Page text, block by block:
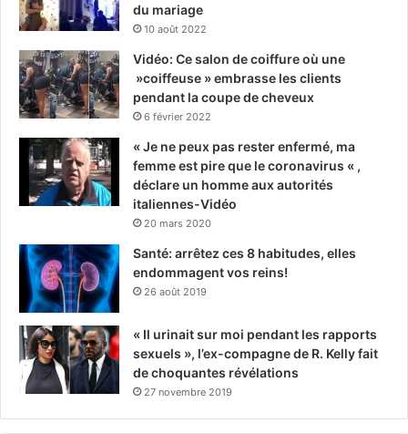
du mariage
10 août 2022
Vidéo: Ce salon de coiffure où une
»coiffeuse » embrasse les clients
pendant la coupe de cheveux
6 février 2022
« Je ne peux pas rester enfermé, ma
femme est pire que le coronavirus « ,
déclare un homme aux autorités
italiennes-Vidéo
20 mars 2020
Santé: arrêtez ces 8 habitudes, elles
endommagent vos reins!
26 août 2019
« Il urinait sur moi pendant les rapports
sexuels », l’ex-compagne de R. Kelly fait
de choquantes révélations
27 novembre 2019